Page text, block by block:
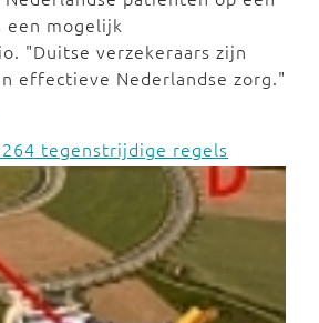
mogelijk
"Duitse verzekeraars zijn
effectieve Nederlandse zorg."
tegenstrijdige regels